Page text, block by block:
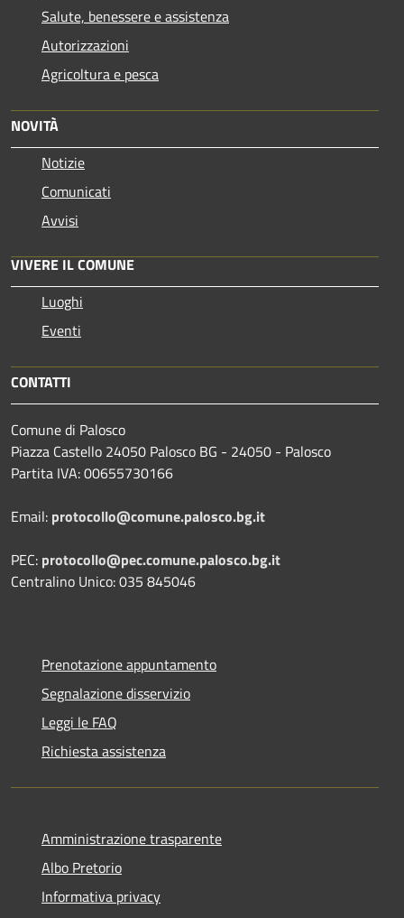
Salute, benessere e assistenza
Autorizzazioni
Agricoltura e pesca
NOVITÀ
Notizie
Comunicati
Avvisi
VIVERE IL COMUNE
Luoghi
Eventi
CONTATTI
Comune di Palosco
Piazza Castello 24050 Palosco BG - 24050 - Palosco
Partita IVA: 00655730166
Email: protocollo@comune.palosco.bg.it
PEC: protocollo@pec.comune.palosco.bg.it
Centralino Unico: 035 845046
Prenotazione appuntamento
Segnalazione disservizio
Leggi le FAQ
Richiesta assistenza
Amministrazione trasparente
Albo Pretorio
Informativa privacy